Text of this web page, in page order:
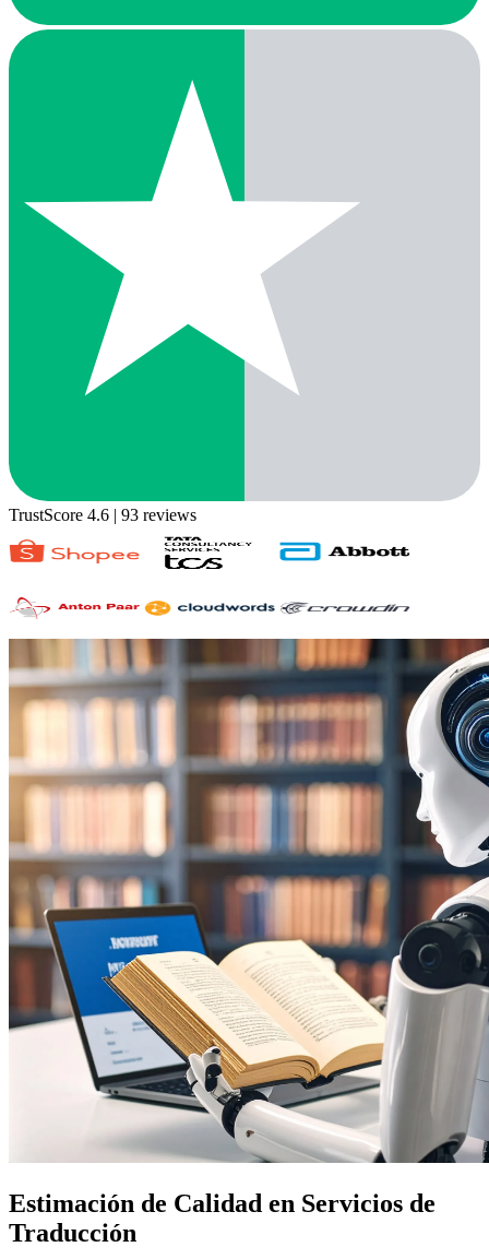
TrustScore 4.6 | 93 reviews
Estimación de Calidad en Servicios de
Traducción